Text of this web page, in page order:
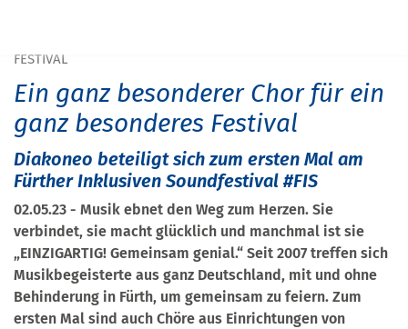
FESTIVAL
Ein ganz besonderer Chor für ein
ganz besonderes Festival
Diakoneo beteiligt sich zum ersten Mal am
Fürther Inklusiven Soundfestival #FIS
02.05.23 - Musik ebnet den Weg zum Herzen. Sie
verbindet, sie macht glücklich und manchmal ist sie
„EINZIGARTIG! Gemeinsam genial.“ Seit 2007 treffen sich
Musikbegeisterte aus ganz Deutschland, mit und ohne
Behinderung in Fürth, um gemeinsam zu feiern. Zum
ersten Mal sind auch Chöre aus Einrichtungen von